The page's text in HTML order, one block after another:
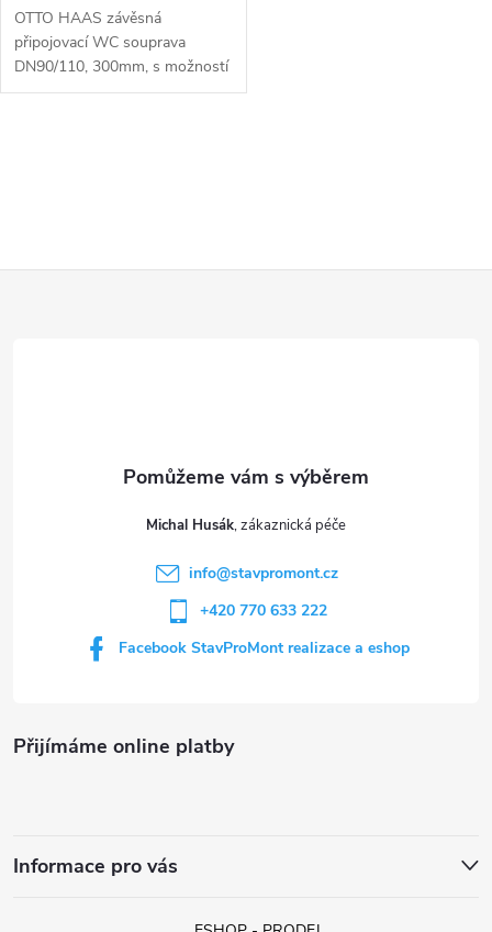
OTTO HAAS závěsná
připojovací WC souprava
DN90/110, 300mm, s možností
sváření, polyethylen, černá
v
i
Přijímáme online platby
Informace pro vás
Michal Husák
info@stavpromont.cz
+420 770 633 222
Facebook StavProMont realizace a eshop